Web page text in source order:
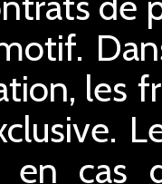
les
en cas